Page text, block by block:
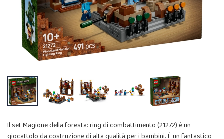
Il set Magione della foresta: ring di combattimento (21272) è un
giocattolo da costruzione di alta qualità per i bambini. È un fantastico